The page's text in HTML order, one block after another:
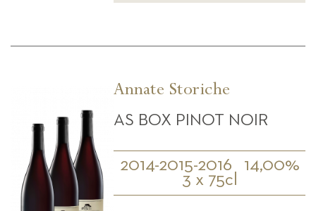
Annate Storiche
AS BOX PINOT NOIR
2014-2015-2016
14,00%
3 x 75cl